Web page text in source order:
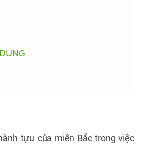
tựu của miền Bắc trong việc